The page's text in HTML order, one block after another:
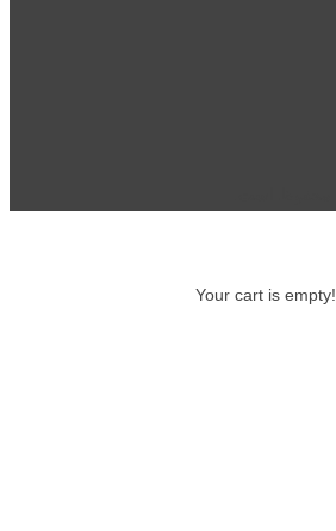
Your cart is empty!